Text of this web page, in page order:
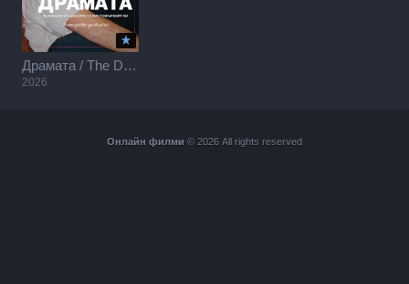
Драмата / The Drama (2026)
2026
Онлайн филми © 2026 All rights reserved